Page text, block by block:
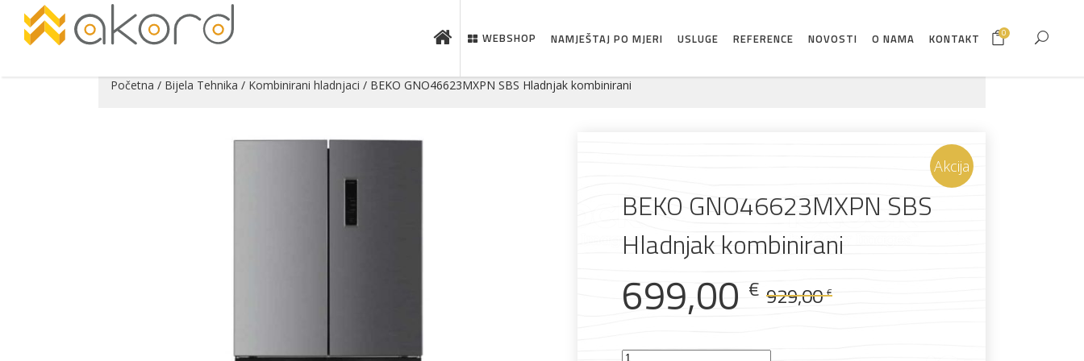
WEBSHOP NAMJEŠTAJ PO MJERI USLUGE REFERENCE NOVOSTI O NAMA KONTAKT 0
Početna / Bijela Tehnika / Kombinirani hladnjaci / BEKO GNO46623MXPN SBS Hladnjak kombinirani
Akcija
BEKO GNO46623MXPN SBS
Hladnjak kombinirani
929,00€Izvorna
699,00 € Trenutna
BEKO